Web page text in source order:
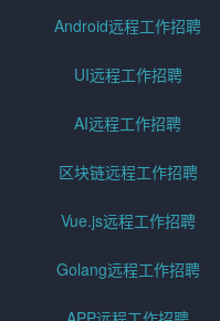
Android远程工作招聘
UI远程工作招聘
AI远程工作招聘
区块链远程工作招聘
Vue.js远程工作招聘
Golang远程工作招聘